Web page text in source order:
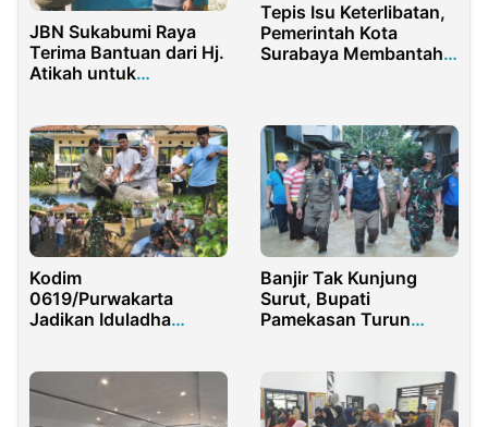
JBN Sukabumi Raya
Terima Bantuan dari Hj.
Atikah untuk
Tepis Isu Keterlibatan,
Pemerintah Kota
Surabaya Membantah
Kodim
0619/Purwakarta
Jadikan Iduladha
Prajurit
Banjir Tak Kunjung
Surut, Bupati
Pamekasan Turun